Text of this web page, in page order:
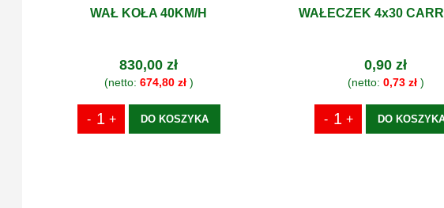
WAŁ KOŁA 40KM/H
830,00 zł
(netto: 674,80 zł)
DO KOSZYKA
WAŁECZEK 4x30
0,90 zł
(netto: 0,73 zł)
DO